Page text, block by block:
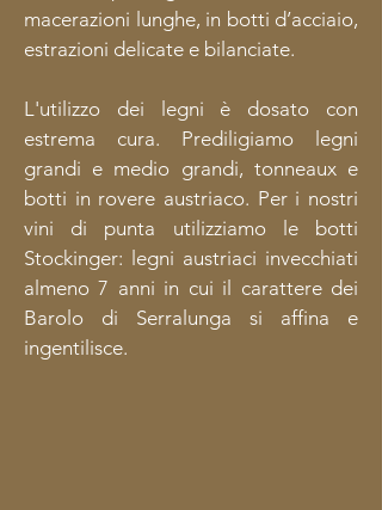
macerazioni lunghe, in botti d’acciaio,
estrazioni delicate e bilanciate.
L'utilizzo dei legni è dosato con
estrema cura. Prediligiamo legni
grandi e medio grandi, tonneaux e
botti in rovere austriaco. Per i nostri
vini di punta utilizziamo le botti
Stockinger: legni austriaci invecchiati
almeno 7 anni in cui il carattere dei
Barolo di Serralunga si affina e
ingentilisce.